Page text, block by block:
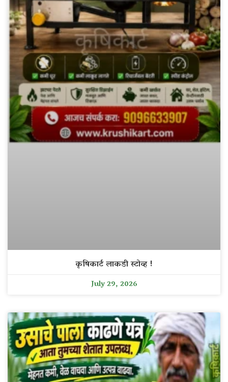
कृषिकार्ट लाकडी स्टोव्ह !
July 29, 2026